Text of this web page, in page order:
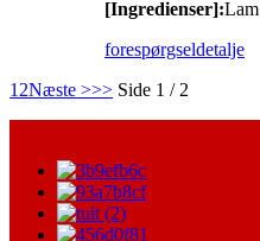
[Ingredienser]:Lam
forespørgseldetalje
1 2Næste >>> Side 1 / 2